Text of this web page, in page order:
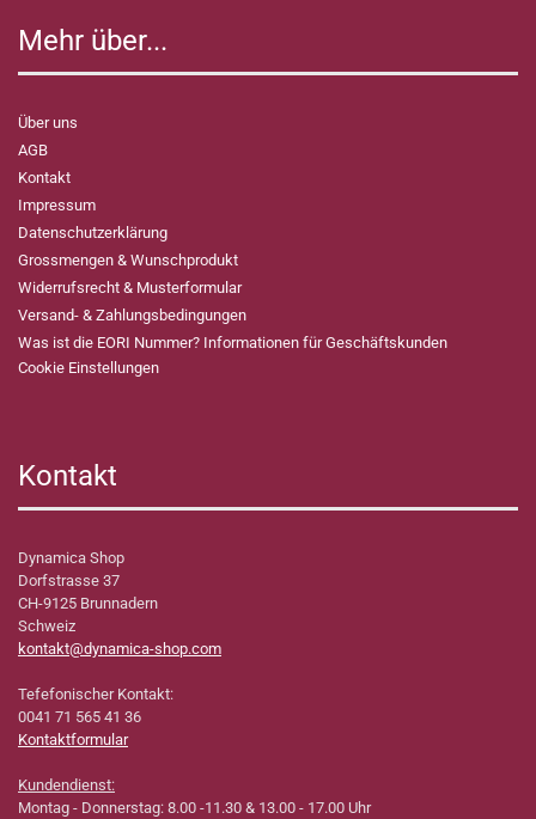
Mehr über...
Über uns
AGB
Kontakt
Impressum
Datenschutzerklärung
Grossmengen & Wunschprodukt
Widerrufsrecht & Musterformular
Versand- & Zahlungsbedingungen
Was ist die EORI Nummer? Informationen für Geschäftskunden
Cookie Einstellungen
Kontakt
Dynamica Shop
Dorfstrasse 37
CH-9125 Brunnadern
Schweiz
kontakt@dynamica-shop.com
Tefefonischer Kontakt:
0041 71 565 41 36
Kontaktformular
Kundendienst:
Montag - Donnerstag: 8.00 -11.30 & 13.00 - 17.00 Uhr